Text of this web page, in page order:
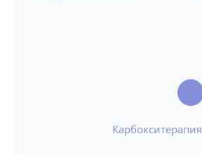
Карбокситерапия